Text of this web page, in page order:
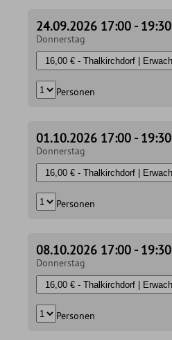
24.09.2026 17:00 - 19:30
Donnerstag
Personen
01.10.2026 17:00 - 19:30
Donnerstag
Personen
08.10.2026 17:00 - 19:30
Donnerstag
Personen